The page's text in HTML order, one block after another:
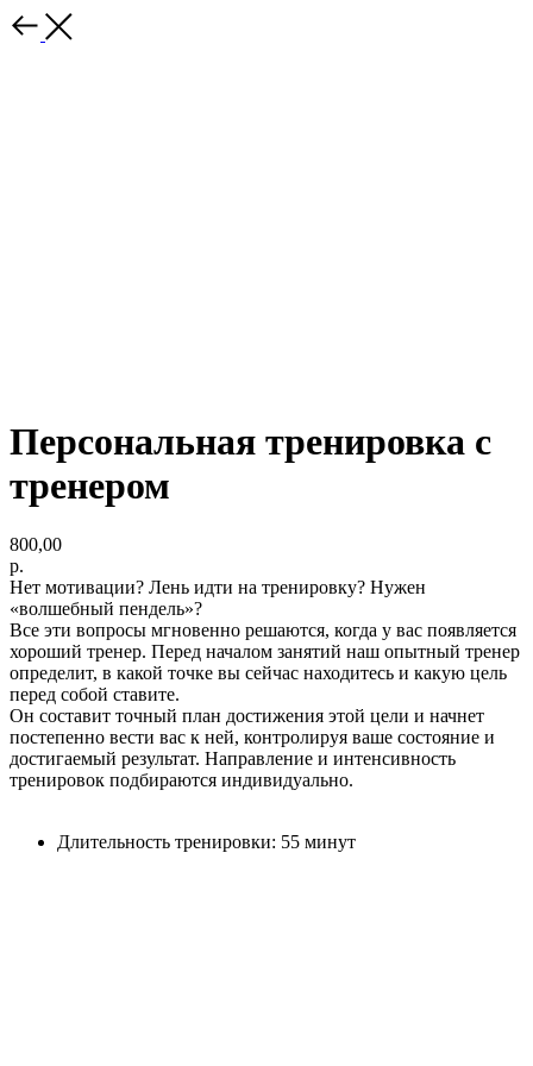
Персональная тренировка с
тренером
800,00
р.
Нет мотивации? Лень идти на тренировку? Нужен
«волшебный пендель»?
Все эти вопросы мгновенно решаются, когда у вас появляется
хороший тренер. Перед началом занятий наш опытный тренер
определит, в какой точке вы сейчас находитесь и какую цель
перед собой ставите.
Он составит точный план достижения этой цели и начнет
постепенно вести вас к ней, контролируя ваше состояние и
достигаемый результат. Направление и интенсивность
тренировок подбираются индивидуально.
Длительность тренировки: 55 минут